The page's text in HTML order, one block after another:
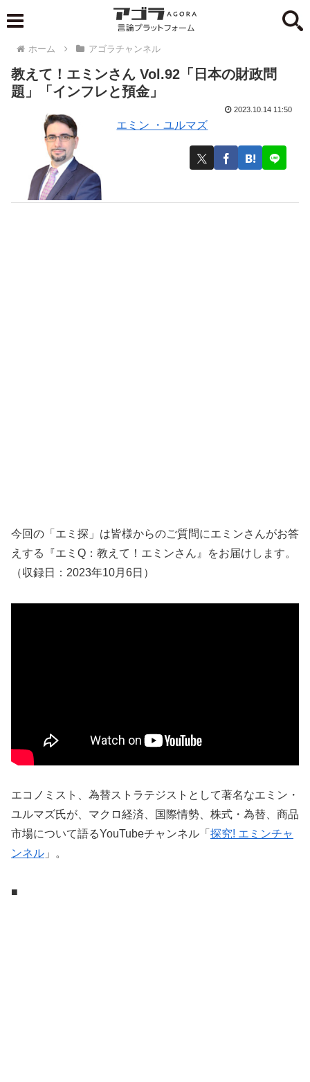
ホーム アゴラチャンネル
教えて！エミンさん Vol.92「日本の財政問
題」「インフレと預金」
エミン ・ユルマズ
2023.10.14 11:50
今回の「エミ探」は皆様からのご質問にエミンさんがお答
えする『エミQ：教えて！エミンさん』をお届けします。
（収録日：2023年10月6日）
エコノミスト、為替ストラテジストとして著名なエミン・
ユルマズ氏が、マクロ経済、国際情勢、株式・為替、商品
市場について語るYouTubeチャンネル「 探究! エミンチャ
ンネル 」。
■